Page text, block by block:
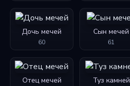
Дочь мечей
60
Сын мечей
61
Отец мечей Туз камней